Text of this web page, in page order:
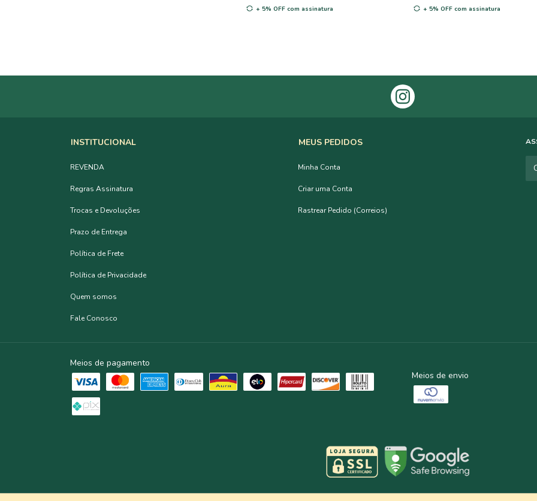
+ 5% OFF com assinatura + 5% OFF com assinatura
INSTITUCIONAL
REVENDA
Regras Assinatura
Trocas e Devoluções
Prazo de Entrega
Política de Frete
Política de Privacidade
Quem somos
Fale Conosco
MEUS PEDIDOS
Minha Conta
Criar uma Conta
Rastrear Pedido (Correios)
Meios de pagamento
Meios de envio